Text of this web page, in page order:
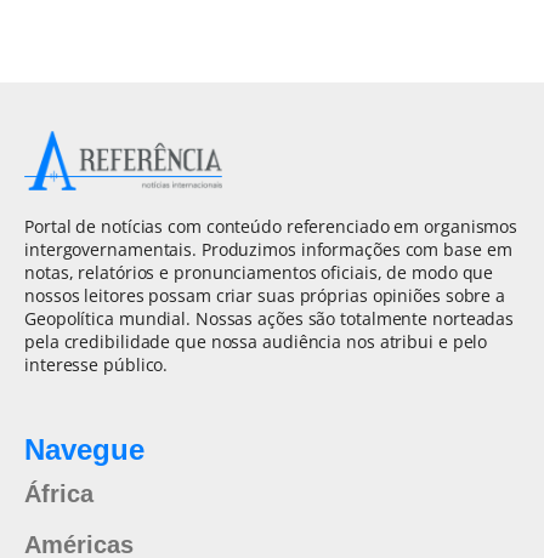
Portal de notícias com conteúdo referenciado em organismos
intergovernamentais. Produzimos informações com base em
notas, relatórios e pronunciamentos oficiais, de modo que
nossos leitores possam criar suas próprias opiniões sobre a
Geopolítica mundial. Nossas ações são totalmente norteadas
pela credibilidade que nossa audiência nos atribui e pelo
interesse público.
Navegue
África
Américas